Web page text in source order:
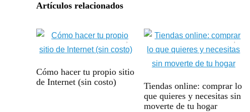
Artículos relacionados
Cómo hacer tu propio sitio
de Internet (sin costo)
Tiendas online: comprar lo
que quieres y necesitas sin
moverte de tu hogar